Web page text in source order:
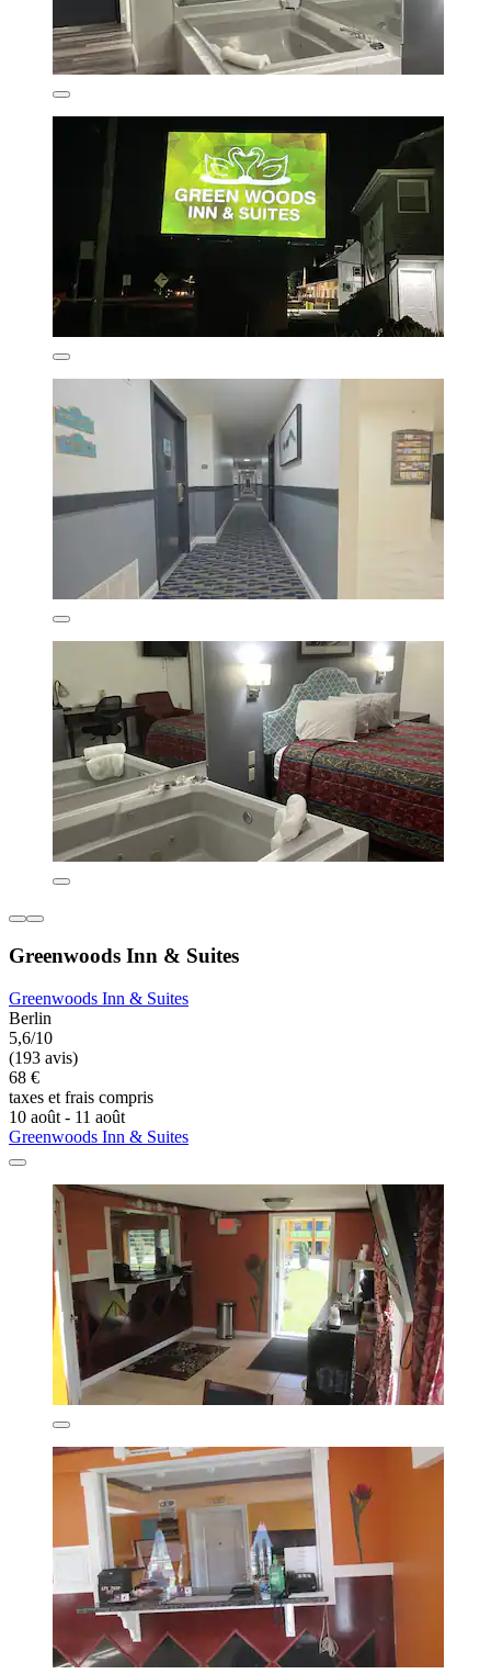
Greenwoods Inn & Suites
Greenwoods Inn & Suites
Berlin
5,6/10
(193 avis)
68 €
taxes et frais compris
10 août - 11 août
Greenwoods Inn & Suites